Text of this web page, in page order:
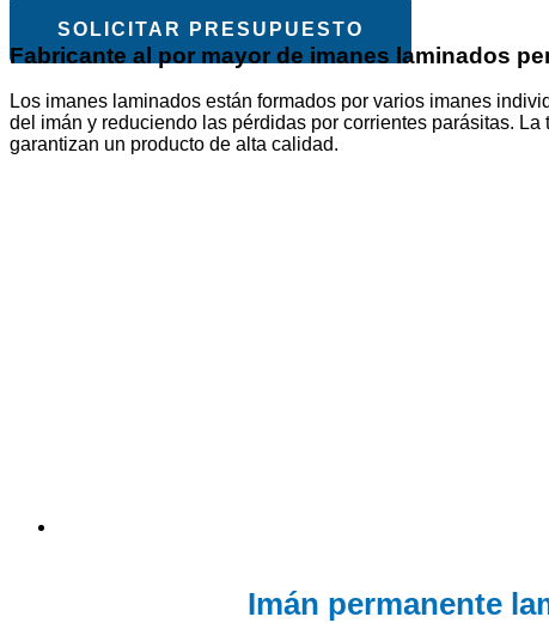
SOLICITAR PRESUPUESTO
Fabricante al por mayor de imanes laminados
Los imanes laminados están formados por varios imanes
del imán y reduciendo las pérdidas por corrientes parásitas.
garantizan un producto de alta calidad.
Imán permanente